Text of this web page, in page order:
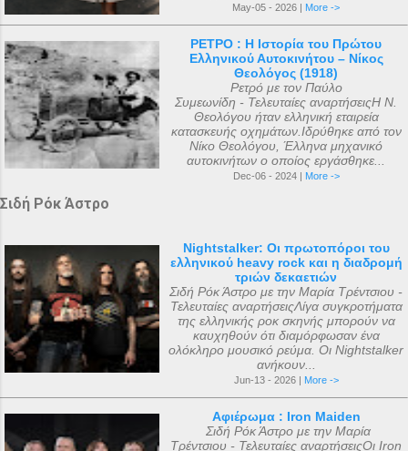
May-05 - 2026 | More ->
ΡΕΤΡΟ : Η Ιστορία του Πρώτου
Ελληνικού Αυτοκινήτου – Νίκος
Θεολόγος (1918)
Ρετρό με τον Παύλο
Συμεωνίδη - Τελευταίες αναρτήσειςΗ Ν.
Θεολόγου ήταν ελληνική εταιρεία
κατασκευής οχημάτων.Ιδρύθηκε από τον
Νίκο Θεολόγου, Έλληνα μηχανικό
αυτοκινήτων ο οποίος εργάσθηκε...
Dec-06 - 2024 | More ->
Σιδή Ρόκ Άστρο
Nightstalker: Οι πρωτοπόροι του
ελληνικού heavy rock και η διαδρομή
τριών δεκαετιών
Σιδή Ρόκ Άστρο με την Μαρία Τρέντσιου -
Τελευταίες αναρτήσειςΛίγα συγκροτήματα
της ελληνικής ροκ σκηνής μπορούν να
καυχηθούν ότι διαμόρφωσαν ένα
ολόκληρο μουσικό ρεύμα. Οι Nightstalker
ανήκουν...
Jun-13 - 2026 | More ->
Αφιέρωμα : Iron Maiden
Σιδή Ρόκ Άστρο με την Μαρία
Τρέντσιου - Τελευταίες αναρτήσειςΟι Iron